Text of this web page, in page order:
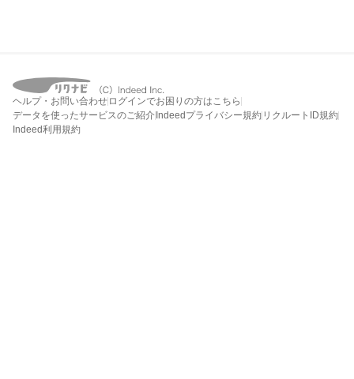
ヘルプ・お問い合わせ ログインでお困りの方はこちら
データを使ったサービスのご紹介 Indeedプライバシー規約 リクルートID規約
Indeed利用規約